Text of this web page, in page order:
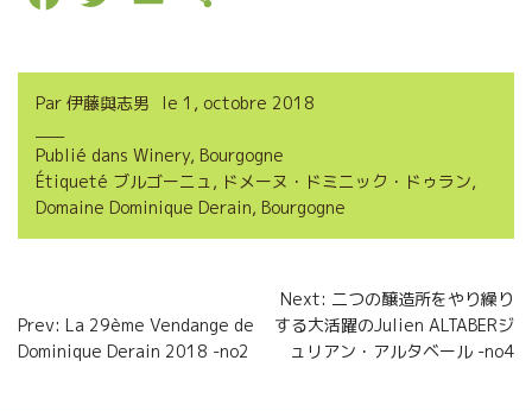
c
b
o
i
t
e
a
l
r
a
g
Par 伊藤與志男 le 1, octobre 2018
Publié dans Winery, Bourgogne
Étiqueté ブルゴーニュ, ドメーヌ・ドミニック・ドゥラン,
Domaine Dominique Derain, Bourgogne
Navigation
de
Prev: La 29ème Vendange de
Dominique Derain 2018 -no2
Next: 二つの醸造所をやり繰り
する大活躍のJulien ALTABERジ
ュリアン・アルタベール -no4